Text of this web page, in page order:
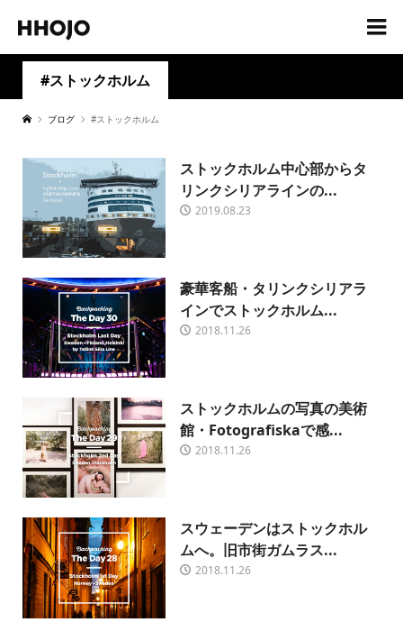
#ストックホルム
ブログ #ストックホルム
ストックホルム中心部からタ
リンクシリアラインの...
2019.08.23
豪華客船・タリンクシリアラ
インでストックホルム...
2018.11.26
ストックホルムの写真の美術
館・Fotografiskaで感...
2018.11.26
スウェーデンはストックホル
ムへ。旧市街ガムラス...
2018.11.26